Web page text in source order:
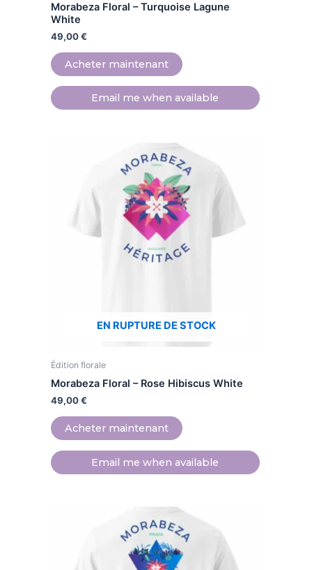
Morabeza Floral – Turquoise Lagune
White
49,00€
Acheter maintenant
produit
Email me when available
EN RUPTURE DE STOCK
Édition florale
Morabeza Floral – Rose Hibiscus White
49,00€
Acheter maintenant
Ce
produit
a
plusieurs
variations.
options
sur
la
page
produit
Email me when available
Ce
produit
a
plusieurs